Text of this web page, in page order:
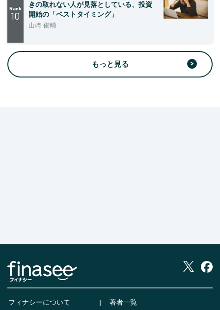
Rank
10
きの取れない人が見落としている、投資
開始の「ベストタイミング」
山崎 俊輔
もっと見る
フィナシーについて 著者一覧